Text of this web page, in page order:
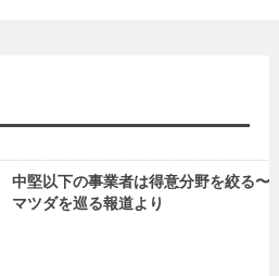
中堅以下の事業者は得意分野を絞る〜
マツダを巡る報道より